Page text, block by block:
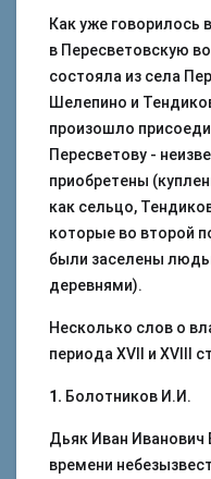
Как уже говорилось
в Пересветовскую
состояла из села
Шелепино и
произошло
Пересветову -
приобретены
как сельцо,
которые во второй
были заселены
деревнями).
Несколько слов о
периода XVII и XVIII
1. Болотников И.И.
Дьяк Иван Иванович
времени